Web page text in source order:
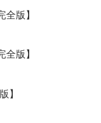
版】
版】
】